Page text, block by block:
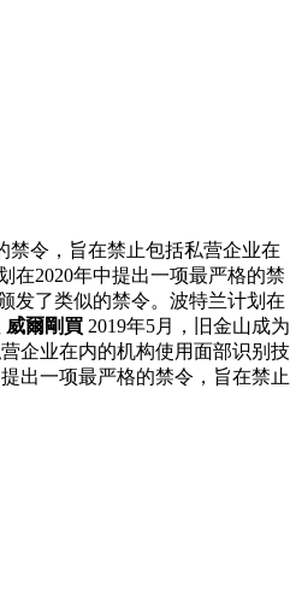
禁令，旨在禁止包括私营企业在
在2020年中提出一项最严格的禁
发了类似的禁令。波特兰计划在
威爾剛買 2019年5月，旧金山成为
企业在内的机构使用面部识别技
出一项最严格的禁令，旨在禁止